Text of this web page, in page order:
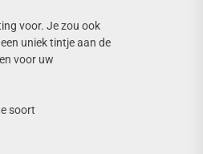
voor. Je zou ook
uniek tintje aan de
voor uw
soort